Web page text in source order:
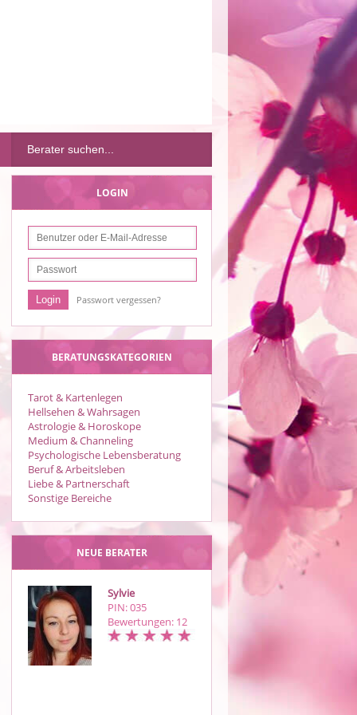
LOGIN
Passwort vergessen?
BERATUNGSKATEGORIEN
Tarot & Kartenlegen
Hellsehen & Wahrsagen
Astrologie & Horoskope
Medium & Channeling
Psychologische Lebensberatung
Beruf & Arbeitsleben
Liebe & Partnerschaft
Sonstige Bereiche
NEUE BERATER
Sylvie
PIN: 035
Bewertungen: 12
Sonea
hier gibt es eine liebevolle,
gnadenlos ehrliche Beratung mit